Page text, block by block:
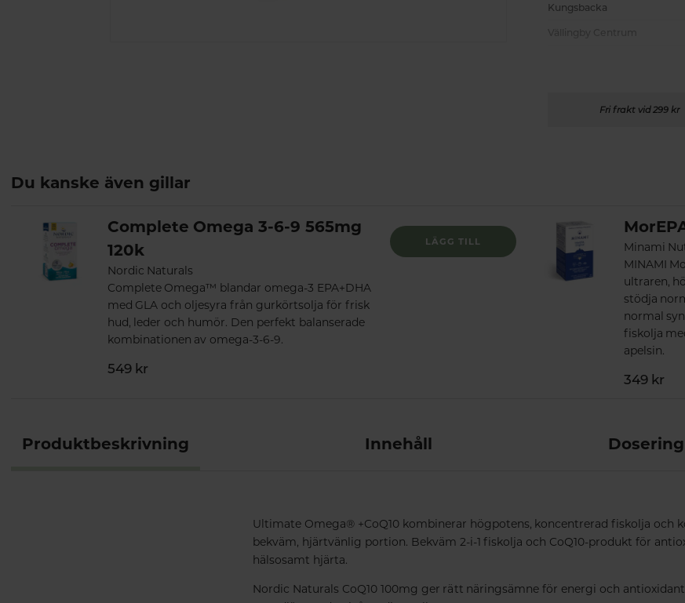
Kungsbacka
Fri frakt vid 299 kr
Du kanske även gillar
Complete Omega 3-6-9 565mg
120k
Nordic Naturals
Complete Omega™ blandar omega-3 EPA+DHA
med GLA och oljesyra från gurkörtsolja för frisk
hud, leder och humör. Den perfekt balanserade
kombinationen av omega-3-6-9.
549 kr
LÄGG TILL
Minami
MINAMI
ultraren,
stödja
normal
fiskolja
apelsin.
349 kr
Produktbeskrivning Innehåll
Ultimate Omega® +CoQ10 kombinerar högpotens, koncentrerad fiskolja och
bekväm, hjärtvänlig portion. Bekväm 2-i-1 fiskolja och CoQ10-produkt för
hälsosamt hjärta.
Nordic Naturals CoQ10 100mg ger rätt näringsämne för energi och